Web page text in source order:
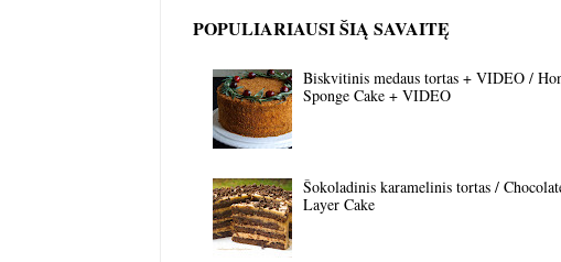
POPULIARIAUSI ŠIĄ SAVAITĘ
Biskvitinis medaus tortas + VIDEO /
Sponge Cake + VIDEO
Šokoladinis karamelinis tortas /
Layer Cake